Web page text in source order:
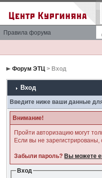
Правила форума
Форум ЭТЦ > Вход
Вход
Введите ниже ваши данные
Внимание!
Пройти авторизацию могут
Если вы не
Забыли пароль? Вы можете
Вход